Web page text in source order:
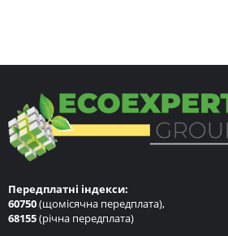
Передплатні індекси:
60750(щомісячна передплата),
68155(річна передплата)